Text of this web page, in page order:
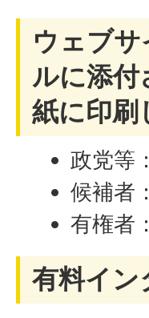
ウェブ
ルに添付
紙に印刷
政党等
候補者
有権者
有料イン